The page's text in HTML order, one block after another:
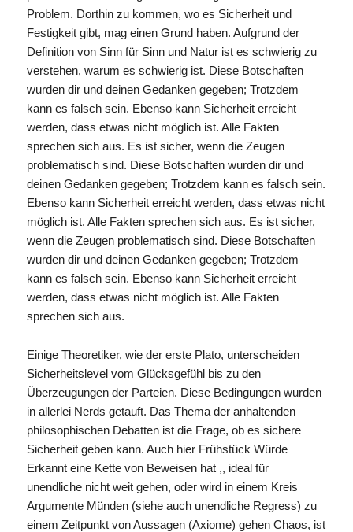
Problem. Dorthin zu kommen, wo es Sicherheit und
Festigkeit gibt, mag einen Grund haben. Aufgrund der
Definition von Sinn für Sinn und Natur ist es schwierig zu
verstehen, warum es schwierig ist. Diese Botschaften
wurden dir und deinen Gedanken gegeben; Trotzdem
kann es falsch sein. Ebenso kann Sicherheit erreicht
werden, dass etwas nicht möglich ist. Alle Fakten
sprechen sich aus. Es ist sicher, wenn die Zeugen
problematisch sind. Diese Botschaften wurden dir und
deinen Gedanken gegeben; Trotzdem kann es falsch sein.
Ebenso kann Sicherheit erreicht werden, dass etwas nicht
möglich ist. Alle Fakten sprechen sich aus. Es ist sicher,
wenn die Zeugen problematisch sind. Diese Botschaften
wurden dir und deinen Gedanken gegeben; Trotzdem
kann es falsch sein. Ebenso kann Sicherheit erreicht
werden, dass etwas nicht möglich ist. Alle Fakten
sprechen sich aus.
Einige Theoretiker, wie der erste Plato, unterscheiden
Sicherheitslevel vom Glücksgefühl bis zu den
Überzeugungen der Parteien. Diese Bedingungen wurden
in allerlei Nerds getauft. Das Thema der anhaltenden
philosophischen Debatten ist die Frage, ob es sichere
Sicherheit geben kann. Auch hier Frühstück Würde
Erkannt eine Kette von Beweisen hat ,, ideal für
unendliche nicht weit gehen, oder wird in einem Kreis
Argumente Münden (siehe auch unendliche Regress) zu
einem Zeitpunkt von Aussagen (Axiome) gehen Chaos, ist